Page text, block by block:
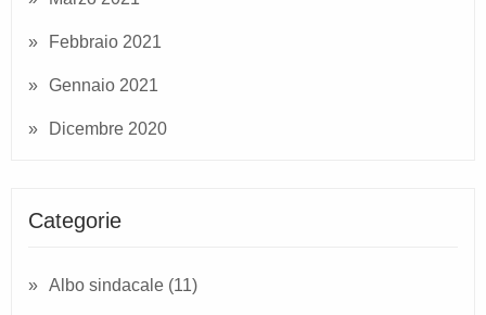
Febbraio 2021
Gennaio 2021
Dicembre 2020
Categorie
Albo sindacale (11)